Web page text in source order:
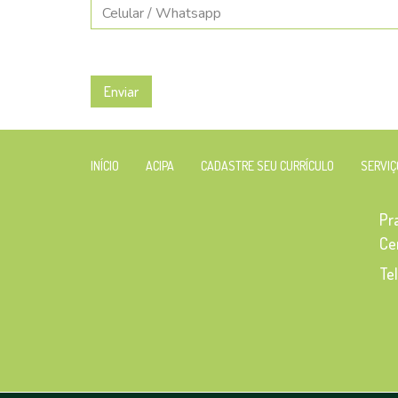
Enviar
INÍCIO ACIPA CADASTRE SEU CURRÍCULO